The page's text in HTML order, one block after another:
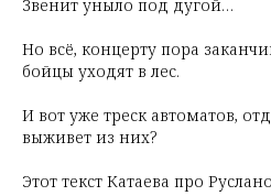
Звенит уныло под дугой…
Но всё, концерту пора
бойцы уходят в лес.
И вот уже треск автоматов,
выживет из них?
Этот текст Катаева про